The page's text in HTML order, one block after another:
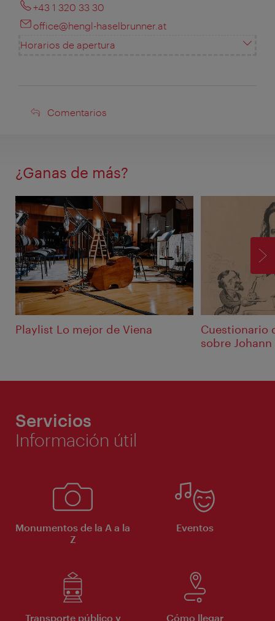
+43 1 320 33 30
office@hengl-haselbrunner.at
Horarios de apertura
Comentarios
Comentarios
¿Ganas de más?
Playlist Lo mejor de Viena
Cuestionario
sobre
Servicios
Información útil
Monumentos de la A a la
Z
Eventos
Transporte público y
Cómo llegar